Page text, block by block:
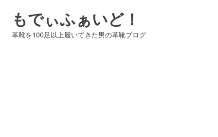
もでぃふぁいど！
革靴を100足以上履いてきた男の革靴ブログ